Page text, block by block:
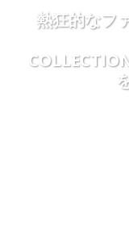
熱狂的なフ